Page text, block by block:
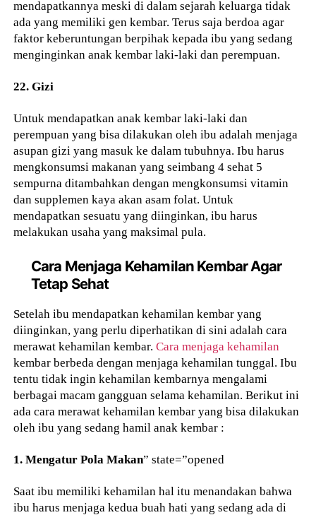
mendapatkannya meski di dalam sejarah keluarga tidak
ada yang memiliki gen kembar. Terus saja berdoa agar
faktor keberuntungan berpihak kepada ibu yang sedang
menginginkan anak kembar laki-laki dan perempuan.
22. Gizi
Untuk mendapatkan anak kembar laki-laki dan
perempuan yang bisa dilakukan oleh ibu adalah menjaga
asupan gizi yang masuk ke dalam tubuhnya. Ibu harus
mengkonsumsi makanan yang seimbang 4 sehat 5
sempurna ditambahkan dengan mengkonsumsi vitamin
dan supplemen kaya akan asam folat. Untuk
mendapatkan sesuatu yang diinginkan, ibu harus
melakukan usaha yang maksimal pula.
Cara Menjaga Kehamilan Kembar Agar
Tetap Sehat
Setelah ibu mendapatkan kehamilan kembar yang
diinginkan, yang perlu diperhatikan di sini adalah cara
merawat kehamilan kembar.Cara menjaga kehamilan
kembar berbeda dengan menjaga kehamilan tunggal. Ibu
tentu tidak ingin kehamilan kembarnya mengalami
berbagai macam gangguan selama kehamilan. Berikut ini
ada cara merawat kehamilan kembar yang bisa dilakukan
oleh ibu yang sedang hamil anak kembar :
1. Mengatur Pola Makan” state=”opened
Saat ibu memiliki kehamilan hal itu menandakan bahwa
ibu harus menjaga kedua buah hati yang sedang ada di